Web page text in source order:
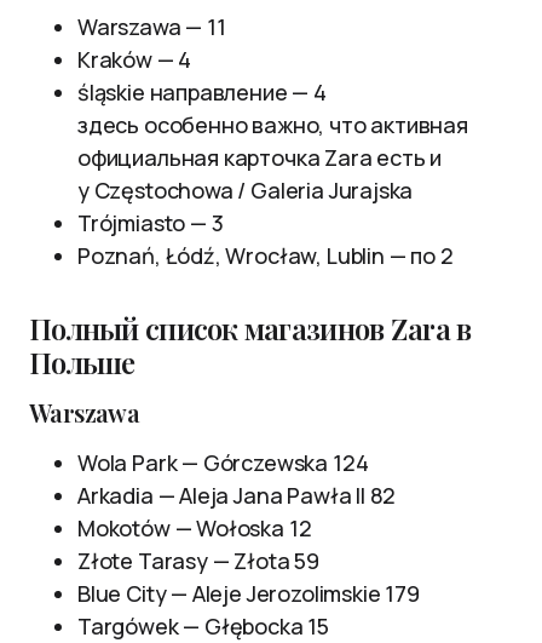
Warszawa — 11
Kraków — 4
śląskie направление — 4
здесь особенно важно, что активная
официальная карточка Zara есть и
у Częstochowa / Galeria Jurajska
Trójmiasto — 3
Poznań, Łódź, Wrocław, Lublin — по 2
Полный список магазинов Zara в
Польше
Warszawa
Wola Park — Górczewska 124
Arkadia — Aleja Jana Pawła II 82
Mokotów — Wołoska 12
Złote Tarasy — Złota 59
Blue City — Aleje Jerozolimskie 179
Targówek — Głębocka 15